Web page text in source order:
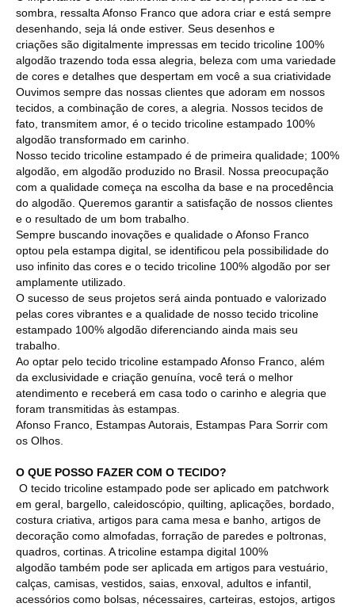
sombra, ressalta Afonso Franco que adora criar e está sempre
desenhando, seja lá onde estiver. Seus desenhos e
criações são digitalmente impressas em tecido tricoline 100%
algodão trazendo toda essa alegria, beleza com uma variedade
de cores e detalhes que despertam em você a sua criatividade
Ouvimos sempre das nossas clientes que adoram em nossos
tecidos, a combinação de cores, a alegria. Nossos tecidos de
fato, transmitem amor, é o tecido tricoline estampado 100%
algodão transformado em carinho.
Nosso tecido tricoline estampado é de primeira qualidade; 100%
algodão, em algodão produzido no Brasil. Nossa preocupação
com a qualidade começa na escolha da base e na procedência
do algodão. Queremos garantir a satisfação de nossos clientes
e o resultado de um bom trabalho.
Sempre buscando inovações e qualidade o Afonso Franco
optou pela estampa digital, se identificou pela possibilidade do
uso infinito das cores e o tecido tricoline 100% algodão por ser
amplamente utilizado.
O sucesso de seus projetos será ainda pontuado e valorizado
pelas cores vibrantes e a qualidade de nosso tecido tricoline
estampado 100% algodão diferenciando ainda mais seu
trabalho.
Ao optar pelo tecido tricoline estampado Afonso Franco, além
da exclusividade e criação genuína, você terá o melhor
atendimento e receberá em casa todo o carinho e alegria que
foram transmitidas às estampas.
Afonso Franco, Estampas Autorais, Estampas Para Sorrir com
os Olhos.
O QUE POSSO FAZER COM O TECIDO?
O tecido tricoline estampado pode ser aplicado em patchwork
em geral, bargello, caleidoscópio, quilting, aplicações, bordado,
costura criativa, artigos para cama mesa e banho, artigos de
decoração como almofadas, forração de paredes e poltronas,
quadros, cortinas. A tricoline estampa digital 100%
algodão também pode ser aplicada em artigos para vestuário,
calças, camisas, vestidos, saias, enxoval, adultos e infantil,
acessórios como bolsas, nécessaires, carteiras, estojos, artigos